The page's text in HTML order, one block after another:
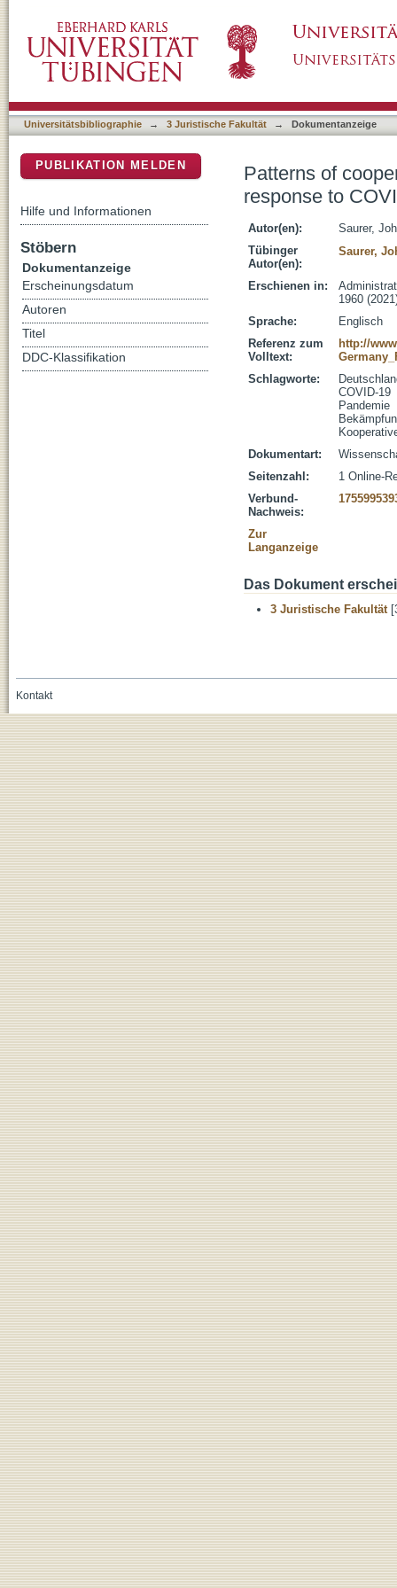
Universitätsbibliographie → 3 Juristische Fakultät → Dokumentanzeige
Patterns of
response to
Autor(en):
Saurer,
Tübinger
Autor(en):
Saurer,
Erschienen in:
1960
Sprache:
Englisch
Referenz zum
Volltext:
http://
Schlagworte:
COVID-19
Pandemie
Dokumentart:
Seitenzahl:
1 Online-
Verbund-
Nachweis:
Zur
Langanzeige
Das Dokument
3 Juristische Fakultät
PUBLIKATION MELDEN
Hilfe und Informationen
Stöbern
Dokumentanzeige
Erscheinungsdatum
Autoren
Titel
DDC-Klassifikation
Kontakt